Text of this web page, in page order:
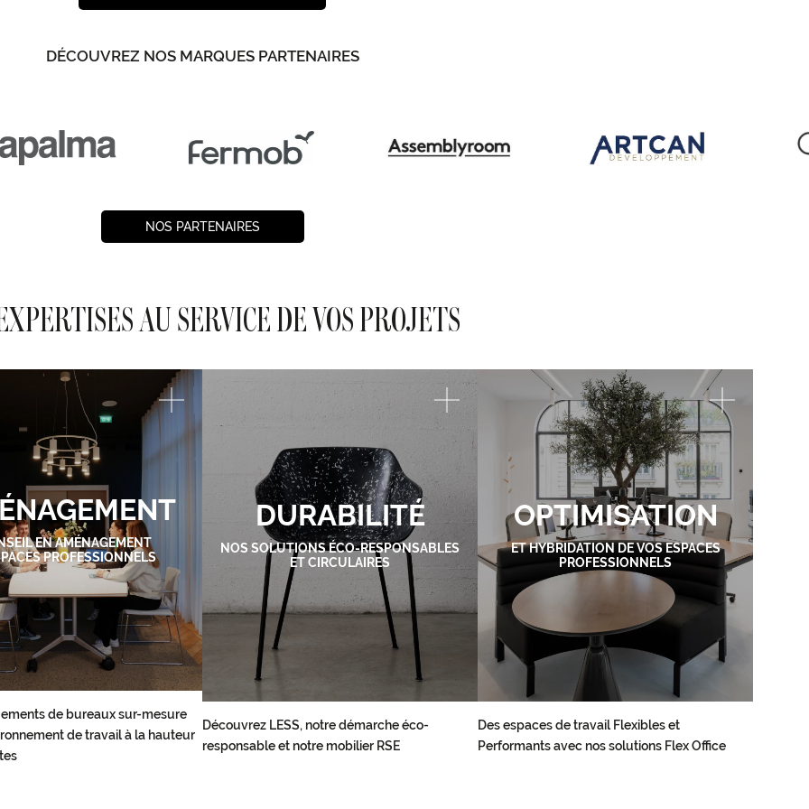
DÉCOUVREZ NOS MARQUES PARTENAIRES
NOS PARTENAIRES
AU SERVICE DE VOS PROJETS
EN AMÉNAGEMENT
PROFESSIONNELS
de bureaux sur-mesure
de travail à la hauteur
DURABILITÉ
NOS SOLUTIONS ÉCO-RESPONSABLES
ET CIRCULAIRES
Découvrez LESS, notre démarche éco-
responsable et notre mobilier RSE
OPTIMISATION
ET HYBRIDATION DE VOS ESPACES
PROFESSIONNELS
Des espaces de travail Flexibles et
Performants avec nos solutions Flex Office